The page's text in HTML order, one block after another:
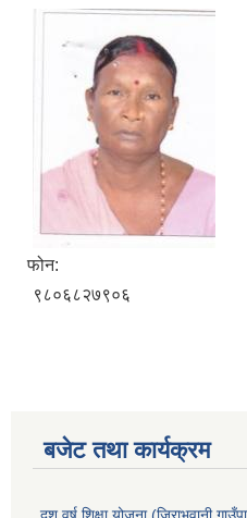
फोन:
९८०६८२७९०६
बजेट तथा कार्यक्रम